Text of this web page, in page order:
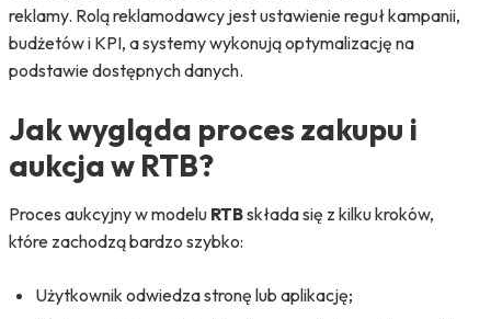
reklamy. Rolą reklamodawcy jest ustawienie reguł kampanii,
budżetów i KPI, a systemy wykonują optymalizację na
podstawie dostępnych danych.
Jak wygląda proces zakupu i
aukcja w RTB?
Proces aukcyjny w modelu RTBskłada się z kilku kroków,
które zachodzą bardzo szybko:
Użytkownik odwiedza stronę lub aplikację;